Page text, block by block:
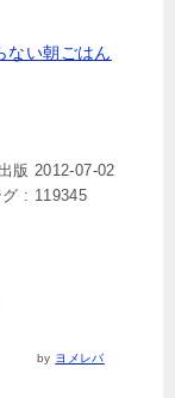
ない朝ごはん
版 2012-07-02
: 119345
by ヨメレバ